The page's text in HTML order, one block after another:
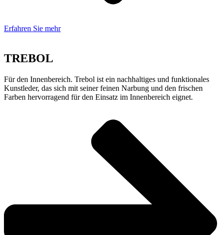
Erfahren Sie mehr
TREBOL
Für den Innenbereich. Trebol ist ein nachhaltiges und funktionales
Kunstleder, das sich mit seiner feinen Narbung und den frischen
Farben hervorragend für den Einsatz im Innenbereich eignet.